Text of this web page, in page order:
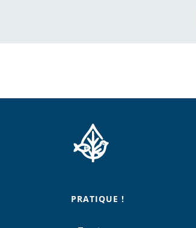
PRATIQUE !